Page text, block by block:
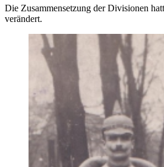
Die Zusammensetzung der Divisionen
verändert.